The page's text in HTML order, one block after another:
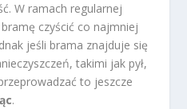
W ramach regularnej
czyścić co najmniej
jeśli brama znajduje się
takimi jak pył,
to jeszcze
.